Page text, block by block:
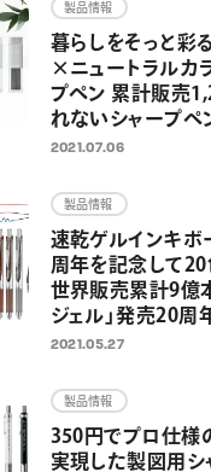
製品情報
暮らしをそっと彩
×ニュートラルカ
プペン 累計販売
れないシャープペ
リーズより 2021年
2021.07.06
製品情報
速乾ゲルインキボ
周年を記念して
世界販売累計9億
ジェル」発売20周
として2021年6月
2021.05.27
製品情報
350円でプロ仕様
実現した製図用シ